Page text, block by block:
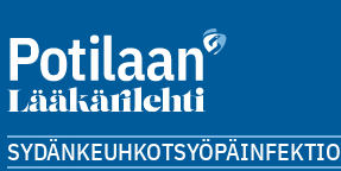
SYDÄNKEUHKOTSYÖPÄ